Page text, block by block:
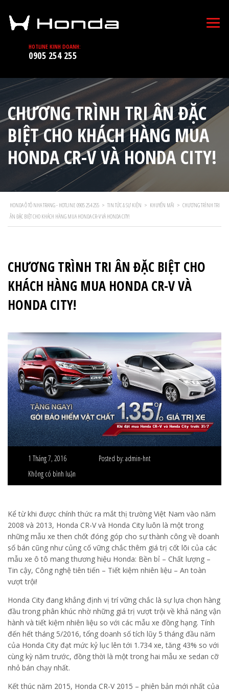
HOTLINE KINH DOANH:
0905 254 255
CHƯƠNG TRÌNH TRI ÂN ĐẶC
BIỆT CHO KHÁCH HÀNG MUA
HONDA CR-V VÀ HONDA CITY!
HONDA Ô TÔ NHA TRANG - HOTLINE 0905 254 255 > TIN TỨC & SỰ KIỆN > KHUYẾN MÃI > CHƯƠNG TRÌNH TRI
ÂN ĐẶC BIỆT CHO KHÁCH HÀNG MUA HONDA CR-V VÀ HONDA CITY!
CHƯƠNG TRÌNH TRI ÂN ĐẶC BIỆT CHO
KHÁCH HÀNG MUA HONDA CR-V VÀ
HONDA CITY!
1 Tháng 7, 2016 Posted by: admin-hnt
Không có bình luận
Kể từ khi được chính thức ra mắt thị trường Việt Nam vào năm
2008 và 2013, Honda CR-V và Honda City luôn là một trong
những mẫu xe then chốt đóng góp cho sự thành công về doanh
số bán cũng như củng cố vững chắc thêm giá trị cốt lõi của các
mẫu xe ô tô mang thương hiệu Honda: Bền bỉ – Chất lượng –
Tin cậy, Công nghệ tiên tiến – Tiết kiệm nhiên liệu – An toàn
vượt trội!
Honda City đang khẳng định vị trí vững chắc là sự lựa chọn hàng
đầu trong phân khúc nhờ những giá trị vượt trội về khả năng vận
hành và tiết kiệm nhiên liệu so với các mẫu xe đồng hạng. Tính
đến hết tháng 5/2016, tổng doanh số tích lũy 5 tháng đầu năm
của Honda City đạt mức kỷ lục lên tới 1.734 xe, tăng 43% so với
cùng kỳ năm trước, đồng thời là một trong hai mẫu xe sedan cỡ
nhỏ bán chạy nhất.
Kết thúc năm 2015, Honda CR-V 2015 – phiên bản mới nhất của